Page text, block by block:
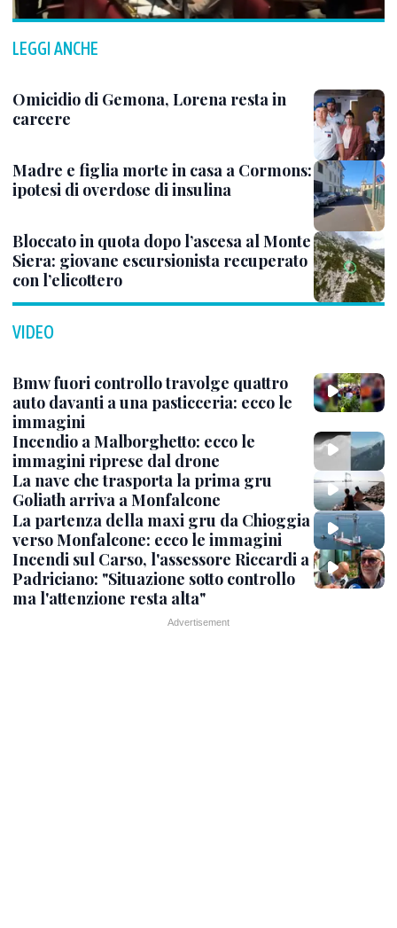
LEGGI ANCHE
Omicidio di Gemona, Lorena resta in
carcere
Madre e figlia morte in casa a Cormons:
ipotesi di overdose di insulina
Bloccato in quota dopo l’ascesa al Monte
Siera: giovane escursionista recuperato
con l’elicottero
VIDEO
Bmw fuori controllo travolge quattro
auto davanti a una pasticceria: ecco le
immagini
Incendio a Malborghetto: ecco le
immagini riprese dal drone
La nave che trasporta la prima gru
Goliath arriva a Monfalcone
La partenza della maxi gru da Chioggia
verso Monfalcone: ecco le immagini
Incendi sul Carso, l'assessore Riccardi a
Padriciano: "Situazione sotto controllo
ma l'attenzione resta alta"